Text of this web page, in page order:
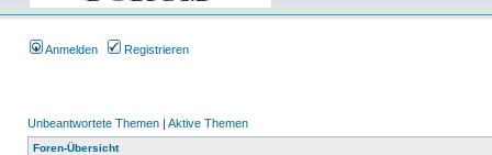
Anmelden Registrieren
Unbeantwortete Themen | Aktive Themen
Foren-Übersicht